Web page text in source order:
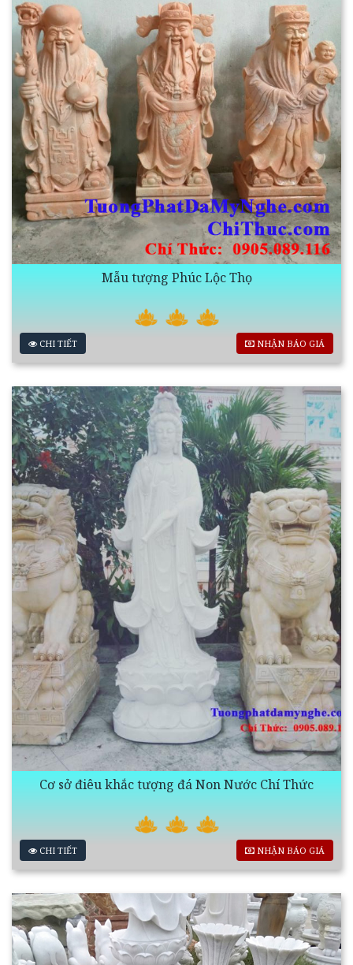
Mẫu tượng Phúc Lộc Thọ
CHI TIẾT NHẬN BÁO GIÁ
Cơ sở điêu khắc tượng đá Non Nước Chí Thức
CHI TIẾT NHẬN BÁO GIÁ